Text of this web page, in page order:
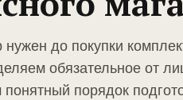
нужен до покупки
обязательное от
понятный порядок